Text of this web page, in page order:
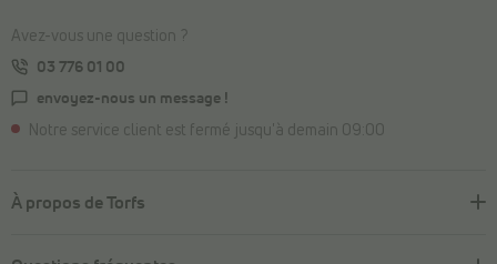
Avez-vous une question ?
03 776 01 00
envoyez-nous un message !
Notre service client est fermé jusqu'à demain 09:00
À propos de Torfs